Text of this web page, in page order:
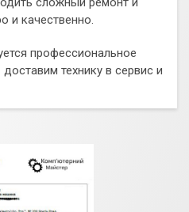
и качественно.
профессиональное
технику в сервис и